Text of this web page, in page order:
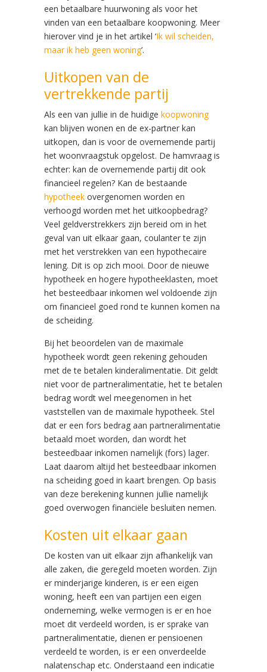
een betaalbare huurwoning als voor het
vinden van een betaalbare koopwoning. Meer
hierover vind je in het artikel ‘Ik wil scheiden,
maar ik heb geen woning’.
Uitkopen van de
vertrekkende partij
Als een van jullie in de huidige koopwoning
kan blijven wonen en de ex-partner kan
uitkopen, dan is voor de overnemende partij
het woonvraagstuk opgelost. De hamvraag is
echter: kan de overnemende partij dit ook
financieel regelen? Kan de bestaande
hypotheek overgenomen worden en
verhoogd worden met het uitkoopbedrag?
Veel geldverstrekkers zijn bereid om in het
geval van uit elkaar gaan, coulanter te zijn
met het verstrekken van een hypothecaire
lening. Dit is op zich mooi. Door de nieuwe
hypotheek en hogere hypotheeklasten, moet
het besteedbaar inkomen wel voldoende zijn
om financieel goed rond te kunnen komen na
de scheiding.
Bij het beoordelen van de maximale
hypotheek wordt geen rekening gehouden
met de te betalen kinderalimentatie. Dit geldt
niet voor de partneralimentatie, het te betalen
bedrag wordt wel meegenomen in het
vaststellen van de maximale hypotheek. Stel
dat er een fors bedrag aan partneralimentatie
betaald moet worden, dan wordt het
besteedbaar inkomen namelijk (fors) lager.
Laat daarom altijd het besteedbaar inkomen
na scheiding goed in kaart brengen. Op basis
van deze berekening kunnen jullie namelijk
goed overwogen financiële besluiten nemen.
Kosten uit elkaar gaan
De kosten van uit elkaar zijn afhankelijk van
alle zaken, die geregeld moeten worden. Zijn
er minderjarige kinderen, is er een eigen
woning, heeft een van partijen een eigen
onderneming, welke vermogen is er en hoe
moet dit verdeeld worden, is er sprake van
partneralimentatie, dienen er pensioenen
verdeeld te worden, is er een onverdeelde
nalatenschap etc. Onderstaand een indicatie